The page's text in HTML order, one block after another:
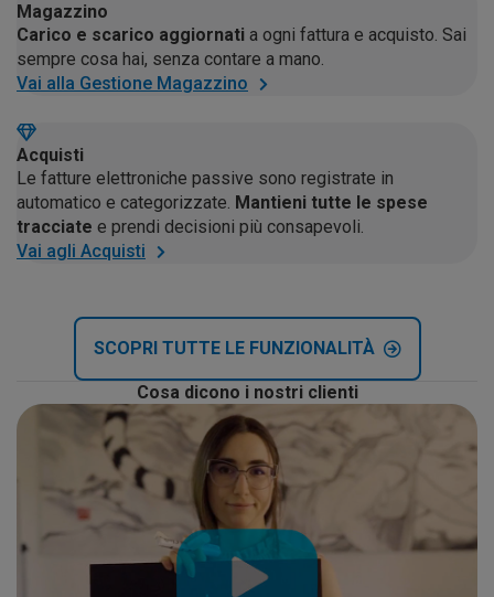
Magazzino
Carico e scarico aggiornati a ogni fattura e acquisto. Sai
sempre cosa hai, senza contare a mano.
Vai alla Gestione Magazzino
Acquisti
Le fatture elettroniche passive sono registrate in
automatico e categorizzate. Mantieni tutte le spese
tracciate e prendi decisioni più consapevoli.
Vai agli Acquisti
SCOPRI TUTTE LE FUNZIONALITÀ
Cosa dicono i nostri clienti